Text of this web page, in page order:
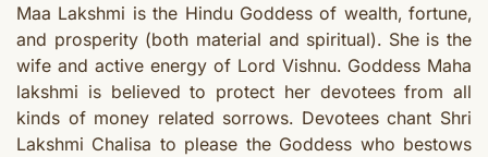
Maa Lakshmi is the Hindu Goddess of wealth, fortune,
and prosperity (both material and spiritual). She is the
wife and active energy of Lord Vishnu. Goddess Maha
lakshmi is believed to protect her devotees from all
kinds of money related sorrows. Devotees chant Shri
Lakshmi Chalisa to please the Goddess who bestows